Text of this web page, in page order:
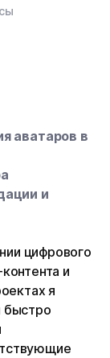
аватаров в
и
цифрового
и
я
быстро